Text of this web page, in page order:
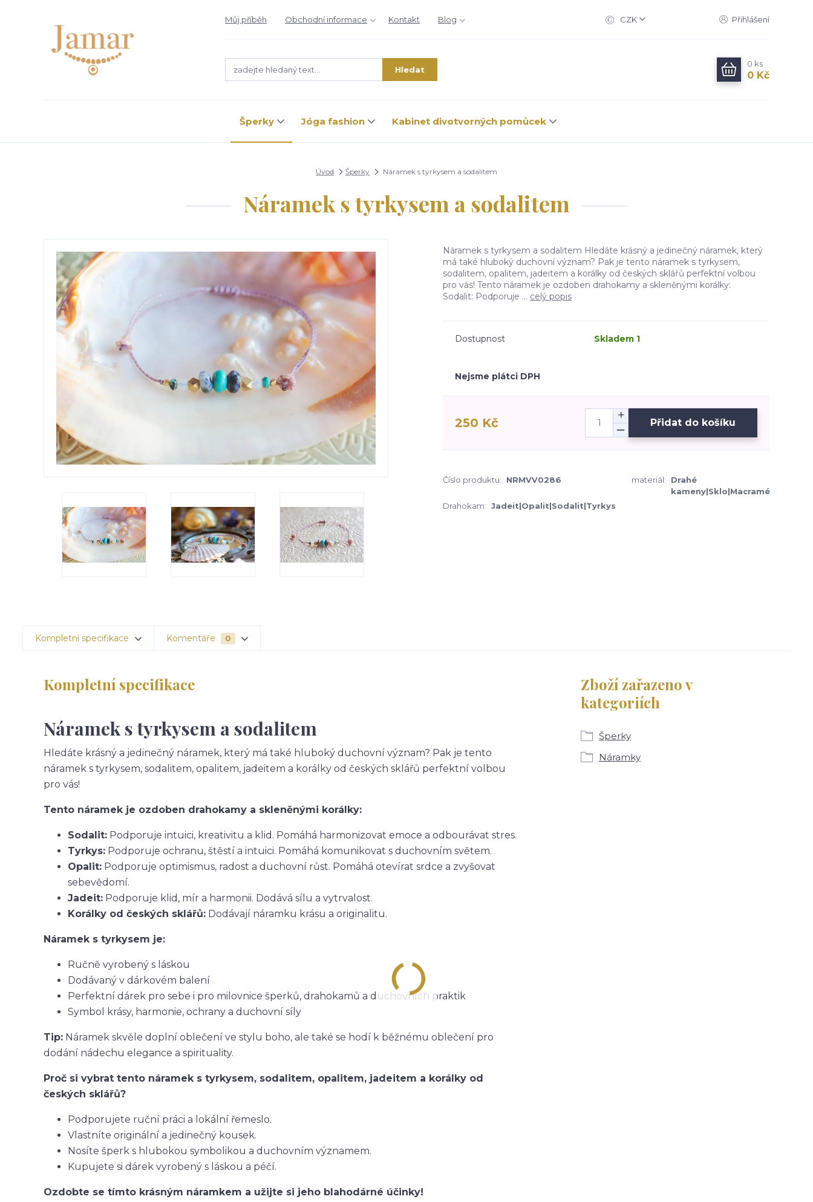
Můj příběh Obchodní informace Kontakt Blog CZK Přihlášení
Hledat
0 ks
0 Kč
Šperky Jóga fashion Kabinet divotvorných pomůcek
Úvod Šperky Náramek s tyrkysem a sodalitem
Náramek s tyrkysem a sodalitem
Náramek s tyrkysem a sodalitem Hledáte krásný a jedinečný náramek, který
má také hluboký duchovní význam? Pak je tento náramek s tyrkysem,
sodalitem, opalitem, jadeitem a korálky od českých sklářů perfektní volbou
pro vás! Tento náramek je ozdoben drahokamy a skleněnými korálky:
Sodalit: Podporuje ... celý popis
Dostupnost Skladem 1
Nejsme plátci DPH
250 Kč Přidat do košíku
Číslo produktu: NRMVV0286 materiál:
Drahé
kameny|Sklo|Macramé
Drahokam: Jadeit|Opalit|Sodalit|Tyrkys
Kompletní specifikace Komentáře 0
Kompletní specifikace
Náramek s tyrkysem a sodalitem
Hledáte krásný a jedinečný náramek, který má také hluboký duchovní význam? Pak je tento
náramek s tyrkysem, sodalitem, opalitem, jadeitem a korálky od českých sklářů perfektní volbou
pro vás!
Tento náramek je ozdoben drahokamy a skleněnými korálky:
Sodalit: Podporuje intuici, kreativitu a klid. Pomáhá harmonizovat emoce a odbourávat stres.
Tyrkys: Podporuje ochranu, štěstí a intuici. Pomáhá komunikovat s duchovním světem.
Opalit: Podporuje optimismus, radost a duchovní růst. Pomáhá otevírat srdce a zvyšovat
sebevědomí.
Jadeit: Podporuje klid, mír a harmonii. Dodává sílu a vytrvalost.
Korálky od českých sklářů: Dodávají náramku krásu a originalitu.
Náramek s tyrkysem je:
Ručně vyrobený s láskou
Dodávaný v dárkovém balení
Perfektní dárek pro sebe i pro milovnice šperků, drahokamů a duchovních praktik
Symbol krásy, harmonie, ochrany a duchovní síly
Tip: Náramek skvěle doplní oblečení ve stylu boho, ale také se hodí k běžnému oblečení pro
dodání nádechu elegance a spirituality.
Proč si vybrat tento náramek s tyrkysem, sodalitem, opalitem, jadeitem a korálky od
českých sklářů?
Podporujete ruční práci a lokální řemeslo.
Vlastníte originální a jedinečný kousek.
Nosíte šperk s hlubokou symbolikou a duchovním významem.
Kupujete si dárek vyrobený s láskou a péčí.
Ozdobte se tímto krásným náramkem a užijte si jeho blahodárné účinky!
Zboží zařazeno v
kategoriích
Šperky
Náramky